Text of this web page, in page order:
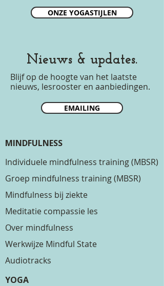
ONZE YOGASTIJLEN
Nieuws & updates.
Blijf op de hoogte van het laatste
nieuws, lesrooster en aanbiedingen.
EMAILING
MINDFULNESS
Individuele mindfulness training (MBSR)
Groep mindfulness training (MBSR)
Mindfulness bij ziekte
Meditatie compassie les
Over mindfulness
Werkwijze Mindful State
Audiotracks
YOGA